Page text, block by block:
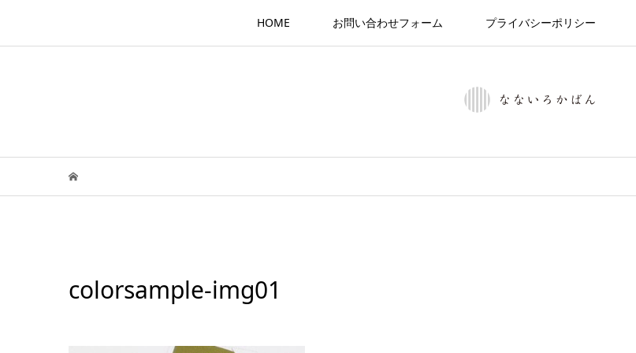
HOME お問い合わせフォーム プライバシーポリシー
colorsample-img01